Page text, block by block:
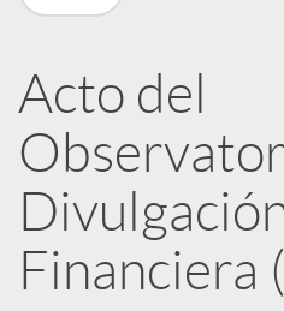
u
b
l
Acto del
Financiera